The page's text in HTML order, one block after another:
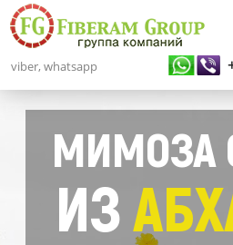
viber, whatsapp
МИМОЗА
ИЗ